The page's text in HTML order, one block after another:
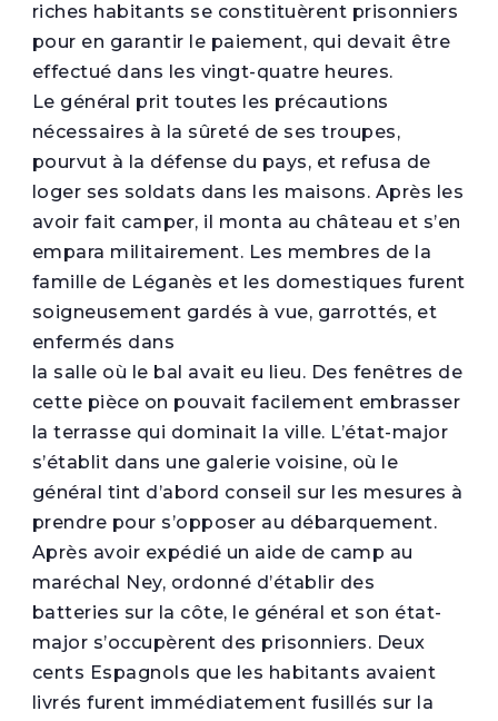
riches habitants se constituèrent prisonniers
pour en garantir le paiement, qui devait être
effectué dans les vingt-quatre heures.
Le général prit toutes les précautions
nécessaires à la sûreté de ses troupes,
pourvut à la défense du pays, et refusa de
loger ses soldats dans les maisons. Après les
avoir fait camper, il monta au château et s’en
empara militairement. Les membres de la
famille de Léganès et les domestiques furent
soigneusement gardés à vue, garrottés, et
enfermés dans
la salle où le bal avait eu lieu. Des fenêtres de
cette pièce on pouvait facilement embrasser
la terrasse qui dominait la ville. L’état-major
s’établit dans une galerie voisine, où le
général tint d’abord conseil sur les mesures à
prendre pour s’opposer au débarquement.
Après avoir expédié un aide de camp au
maréchal Ney, ordonné d’établir des
batteries sur la côte, le général et son état-
major s’occupèrent des prisonniers. Deux
cents Espagnols que les habitants avaient
livrés furent immédiatement fusillés sur la